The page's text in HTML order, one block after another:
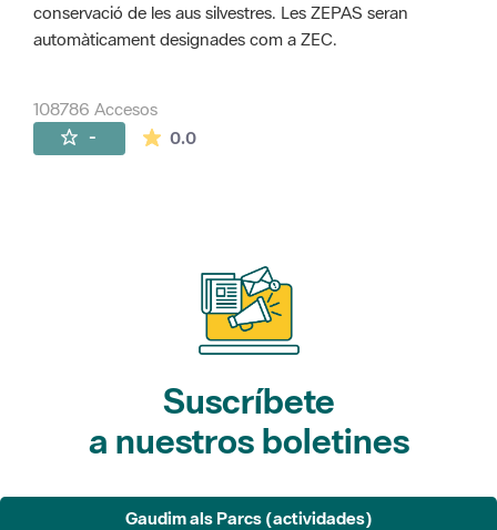
conservació de les aus silvestres. Les ZEPAS seran
automàticament designades com a ZEC.
108786 Accesos
- 0.0La valoración media es de 0 estrellas de
Suscríbete
a nuestros boletines
Gaudim als Parcs (actividades)